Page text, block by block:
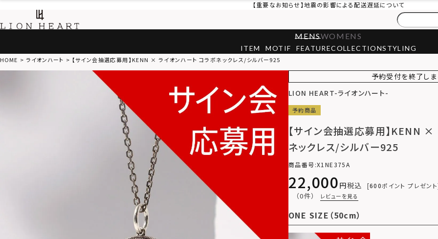
【重要なお知らせ】地震の影響による配送遅延について
MENSWOMENS
ITEM MOTIF FEATURECOLLECTIONSTYLING
HOME ライオンハート 【サイン会抽選応募用】KENN × ライオンハート コラボネックレス/シルバー925
予約受付を終了しま
LION HEART-ライオンハート-
予約商品
【サイン会抽選応募用】KENN ×
ネックレス/シルバー925
商品番号 X1NE375A
22,000 税込 600ポイント プレゼント
（0件） レビューを見る
ONE SIZE（50cm）